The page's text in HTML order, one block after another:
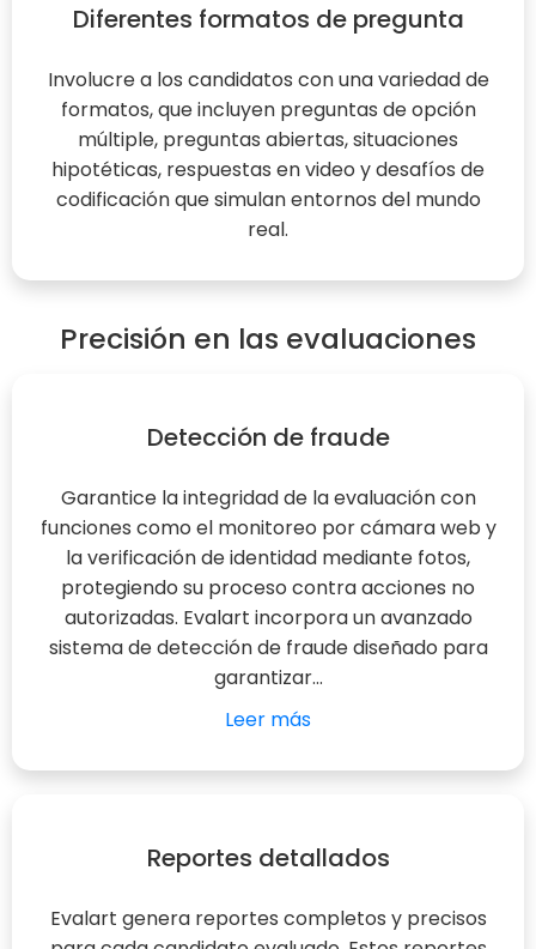
Diferentes formatos de pregunta
Involucre a los candidatos con una variedad de
formatos, que incluyen preguntas de opción
múltiple, preguntas abiertas, situaciones
hipotéticas, respuestas en video y desafíos de
codificación que simulan entornos del mundo
real.
Precisión en las evaluaciones
Detección de fraude
Garantice la integridad de la evaluación con
funciones como el monitoreo por cámara web y
la verificación de identidad mediante fotos,
protegiendo su proceso contra acciones no
autorizadas. Evalart incorpora un avanzado
sistema de detección de fraude diseñado para
garantizar...
Leer más
Reportes detallados
Evalart genera reportes completos y precisos